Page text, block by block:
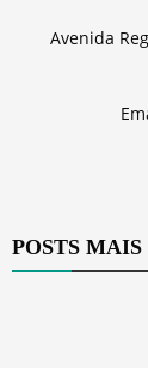
Avenida
POSTS